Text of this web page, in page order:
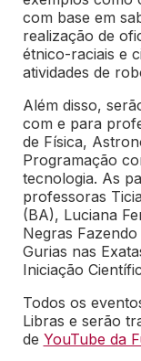
com base em
realização de
étnico-raciais e
atividades de
Além disso,
com e para
de Física,
Programação
tecnologia. As
professoras
(BA), Luciana
Negras
Gurias nas
Iniciação
Todos os
Libras e serão
de YouTube da